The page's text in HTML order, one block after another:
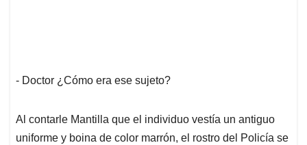
- Doctor ¿Cómo era ese sujeto?
Al contarle Mantilla que el individuo vestía un antiguo
uniforme y boina de color marrón, el rostro del Policía se